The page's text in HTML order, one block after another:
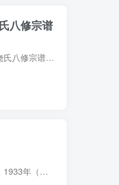
八修宗谱
宗谱简介 江西抚州黎川县新城百岁里饶氏八修宗谱，1886年（光绪12年）饶来发、饶昌礼等纂修，25册。较多页面缺损。始祖饶元亮（一名饶素，字惟寅，行十七），世居江西饶州之鄱阳，唐建中元年任...
宗谱简介 湖北武穴饶氏宗谱，笃亲堂，1933年（民国22年）纂修，13册。始祖饶宣一，字三复，宋建炎四年由江西进贤县介冈迁居广济东冈。传至六世饶景进，子四，饶文章、饶文玉、饶文显、饶文夫，...